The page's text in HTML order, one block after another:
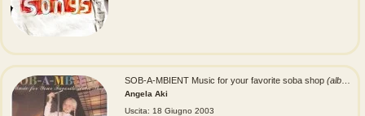
SOB-A-MBIENT Music for your favorite soba shop (album)
Angela Aki
Uscita: 18 Giugno 2003